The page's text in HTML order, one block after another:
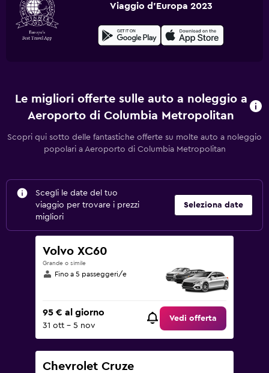
Viaggio d'Europa 2023
Le migliori offerte sulle auto a noleggio a
Aeroporto di Columbia Metropolitan
Scopri qui sotto delle fantastiche offerte su molte auto a noleggio
popolari a Aeroporto di Columbia Metropolitan
Scegli le date del tuo
viaggio per trovare i prezzi
migliori
Seleziona date
Volvo XC60
Grande o simile
Fino a 5 passeggeri/e
95 € al giorno
31 ott - 5 nov
Vedi offerta
Chevrolet Cruze